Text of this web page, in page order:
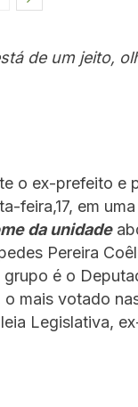
de um jeito,
o ex-prefeito e
feira,17, em
da unidade
Pereira
é o
mais votado
Legislativa,